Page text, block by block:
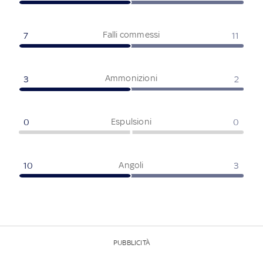
Falli commessi
7 11
Ammonizioni
3 2
Espulsioni
0 0
Angoli
10 3
PUBBLICITÀ